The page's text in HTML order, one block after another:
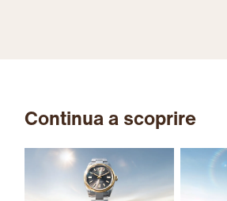
Continua a scoprire